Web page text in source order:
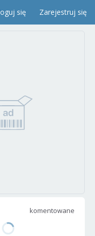
się Zarejestruj się
komentowane